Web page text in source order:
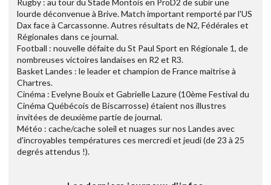
Rugby : au tour du Stade Montois en ProD2 de subir une
lourde déconvenue à Brive. Match important remporté par l'US
Dax face à Carcassonne. Autres résultats de N2, Fédérales et
Régionales dans ce journal.
Football : nouvelle défaite du St Paul Sport en Régionale 1, de
nombreuses victoires landaises en R2 et R3.
Basket Landes : le leader et champion de France maitrise à
Chartres.
Cinéma : Evelyne Bouix et Gabrielle Lazure (10ème Festival du
Cinéma Québécois de Biscarrosse) étaient nos illustres
invitées de deuxième partie de journal.
Météo : cache/cache soleil et nuages sur nos Landes avec
d'incroyables températures ces mercredi et jeudi (de 23 à 25
degrés attendus !).